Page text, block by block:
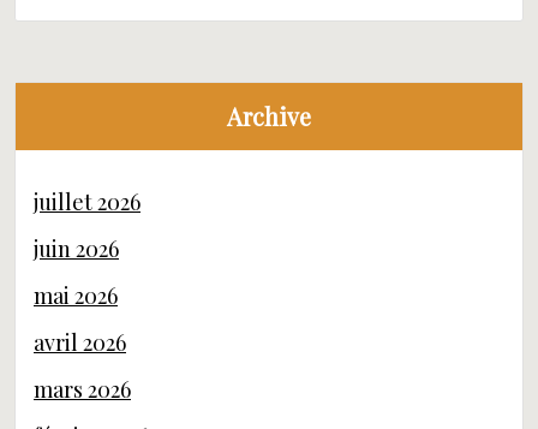
Archive
juillet 2026
juin 2026
mai 2026
avril 2026
mars 2026